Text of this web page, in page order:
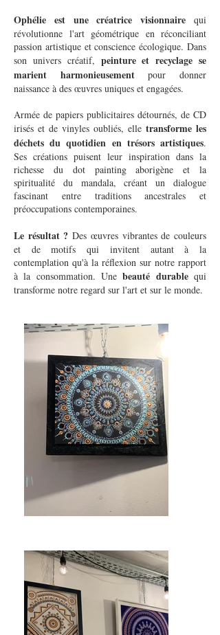
Ophélie est une créatrice visionnaire qui
révolutionne l'art géométrique en réconciliant
passion artistique et conscience écologique. Dans
son univers créatif, peinture et recyclage se
marient harmonieusementpour donner
naissance à des œuvres uniques et engagées.
Armée de papiers publicitaires détournés, de CD
irisés et de vinyles oubliés, elle transforme les
déchets du quotidien en trésors artistiques.
Ses créations puisent leur inspiration dans la
richesse du dot painting aborigène et la
spiritualité du mandala, créant un dialogue
fascinant entre traditions ancestrales et
préoccupations contemporaines.
Le résultat ? Des œuvres vibrantes de couleurs
et de motifs qui invitent autant à la
contemplation qu'à la réflexion sur notre rapport
à la consommation. Unebeauté durablequi
transforme notre regard sur l'art et sur le monde.